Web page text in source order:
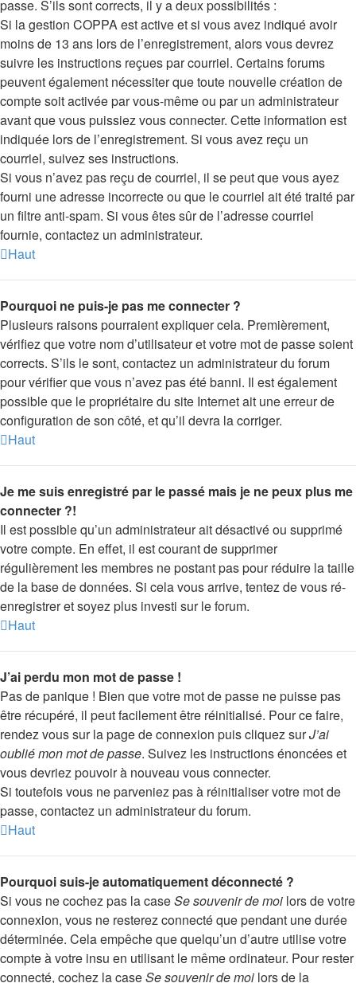
passe. S’ils sont corrects, il y a deux possibilités :
Si la gestion COPPA est active et si vous avez indiqué avoir
moins de 13 ans lors de l’enregistrement, alors vous devrez
suivre les instructions reçues par courriel. Certains forums
peuvent également nécessiter que toute nouvelle création de
compte soit activée par vous-même ou par un administrateur
avant que vous puissiez vous connecter. Cette information est
indiquée lors de l’enregistrement. Si vous avez reçu un
courriel, suivez ses instructions.
Si vous n’avez pas reçu de courriel, il se peut que vous ayez
fourni une adresse incorrecte ou que le courriel ait été traité par
un filtre anti-spam. Si vous êtes sûr de l’adresse courriel
fournie, contactez un administrateur.
Haut
Pourquoi ne puis-je pas me connecter ?
Plusieurs raisons pourraient expliquer cela. Premièrement,
vérifiez que votre nom d’utilisateur et votre mot de passe soient
corrects. S’ils le sont, contactez un administrateur du forum
pour vérifier que vous n’avez pas été banni. Il est également
possible que le propriétaire du site Internet ait une erreur de
configuration de son côté, et qu’il devra la corriger.
Haut
Je me suis enregistré par le passé mais je ne peux plus me
connecter ?!
Il est possible qu’un administrateur ait désactivé ou supprimé
votre compte. En effet, il est courant de supprimer
régulièrement les membres ne postant pas pour réduire la taille
de la base de données. Si cela vous arrive, tentez de vous ré-
enregistrer et soyez plus investi sur le forum.
Haut
J’ai perdu mon mot de passe !
Pas de panique ! Bien que votre mot de passe ne puisse pas
être récupéré, il peut facilement être réinitialisé. Pour ce faire,
rendez vous sur la page de connexion puis cliquez surJ’ai
oublié mon mot de passe. Suivez les instructions énoncées et
vous devriez pouvoir à nouveau vous connecter.
Si toutefois vous ne parveniez pas à réinitialiser votre mot de
passe, contactez un administrateur du forum.
Haut
Pourquoi suis-je automatiquement déconnecté ?
Si vous ne cochez pas la caseSe souvenir de moi lors de votre
connexion, vous ne resterez connecté que pendant une durée
déterminée. Cela empêche que quelqu’un d’autre utilise votre
compte à votre insu en utilisant le même ordinateur. Pour rester
connecté, cochez la caseSe souvenir de moi lors de la